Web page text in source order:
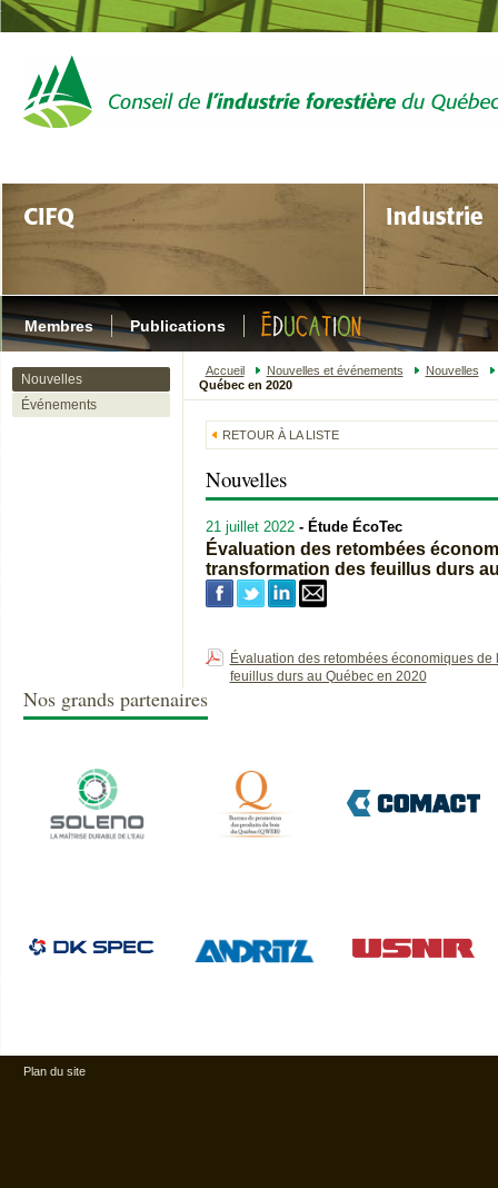
Membres Publications
Nouvelles
Événements
Accueil Nouvelles et événements
Nouvelles
Québec en 2020
RETOUR À LA LISTE
Nouvelles
21 juillet 2022 - Étude ÉcoTec
Évaluation des retombées
transformation des feuillus durs
Évaluation des retombées économiques
feuillus durs au Québec en 2020
Nos grands partenaires
Plan du site